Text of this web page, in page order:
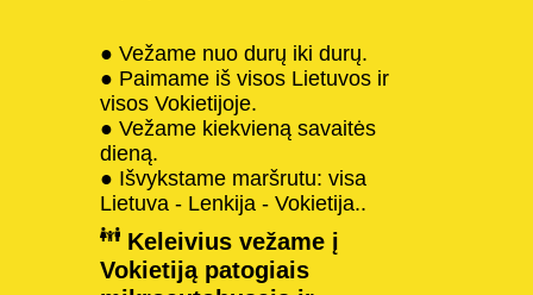
● Vežame nuo durų iki durų.
● Paimame iš visos Lietuvos ir
visos Vokietijoje.
● Vežame kiekvieną savaitės
dieną.
● Išvykstame maršrutu: visa
Lietuva - Lenkija - Vokietija..
Keleivius vežame į
Vokietiją patogiais